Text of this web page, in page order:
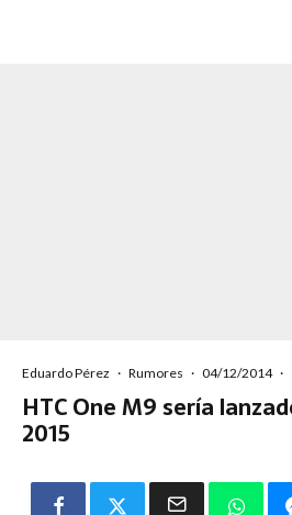
Eduardo Pérez · Rumores · 04/12/2014 ·
HTC One M9 sería
2015